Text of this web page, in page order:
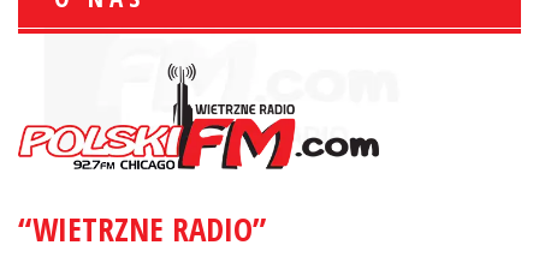
“WIETRZNE RADIO”